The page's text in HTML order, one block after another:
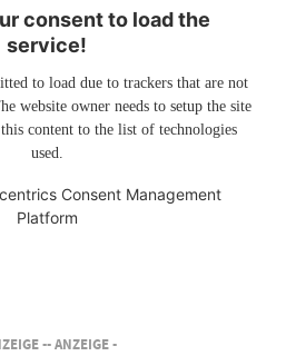
consent to load the
service!
to load due to trackers that are not
website owner needs to setup the site
content to the list of technologies
used.
Consent Management
Platform
-- ANZEIGE -